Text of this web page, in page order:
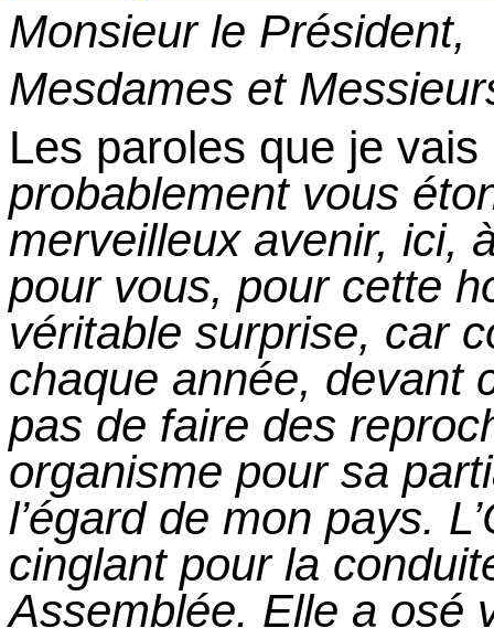
Monsieur le Président,
Mesdames et
Les paroles que je
probablement vous
merveilleux avenir, ici,
pour vous, pour cette
véritable surprise, car
chaque année, devant
pas de faire des
organisme pour sa
l’égard de mon pays.
cinglant pour la
Assemblée. Elle a osé